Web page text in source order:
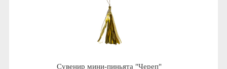
Сувенир мини-пиньята "Череп"